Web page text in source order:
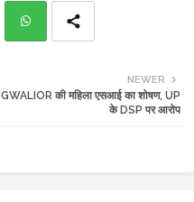
ats
NEWER
GWALIOR की महिला एसआई का शोषण, UP
के DSP पर आरोप